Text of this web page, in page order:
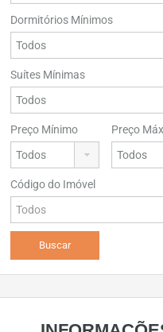
Dormitórios Mínimos
Suítes Mínimas
Preço Mínimo Preço
Código do Imóvel